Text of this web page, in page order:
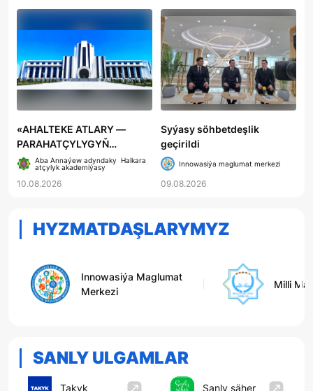
«AHALTEKE ATLARY —
PARAHATÇYLYGYŇ
ILÇILERI» ATLY ZEHIN
TELEBÄSLEŞIGI GEÇIRILÝÄR
Aba Annaýew adyndaky Halkara
atçylyk akademiýasy
10.08.2026
Syýasy söhbetdeşlik
geçirildi
Innowasiýa maglumat merkezi
09.08.2026
HYZMATDAŞLARYMYZ
Innowasiýa Maglumat
Merkezi
Milli
SANLY ULGAMLAR
Takyk Sanly şäher